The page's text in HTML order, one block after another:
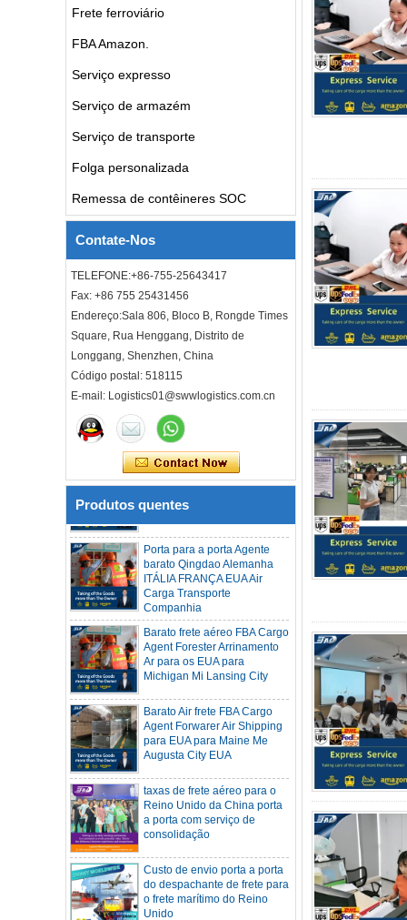
Frete ferroviário
FBA Amazon.
Serviço expresso
Serviço de armazém
Serviço de transporte
Folga personalizada
Remessa de contêineres SOC
Contate-Nos
TELEFONE:+86-755-25643417
Fax: +86 755 25431456
Endereço:Sala 806, Bloco B, Rongde Times
Square, Rua Henggang, Distrito de
Longgang, Shenzhen, China
Código postal: 518115
E-mail: Logistics01@swwlogistics.com.cn
Produtos quentes
Reino Unido da China porta
consolidação
Custo de envio porta a porta
do despachante de frete para
o frete marítimo do Reino
transporte marítimo frete
marítimo porta a porta de
Xangai China para Los
Angeles EUA
Agent Forester Ar Transporte
para EUA para Louisiana La
Baton Rouge City
Barato frete aéreo FBA Cargo
Agent Forwarer Ar Transferir
para Mississipi Ms Jackson
Porta para a porta Agente
barato Qingdao Alemanha
ITÁLIA FRANÇA EUA Air
Carga Transporte
Companhia
Barato frete aéreo FBA Cargo
Agent Forester Arrinamento
Ar para os EUA para
Michigan Mi Lansing City
Agent Forwarer Air Shipping
para EUA para Maine Me
Augusta City EUA
Reino Unido da China porta
a porta com serviço de
consolidação
do despachante de frete para
o frete marítimo do Reino
Unido
Frete de contêiner SOC 20HQ 40HQ
Navio para Houston Denver de NINGBO
Shanghai CHINA
Hapag-Lloyd anuncia suspensão
abrangente de escalas em três grandes
portos